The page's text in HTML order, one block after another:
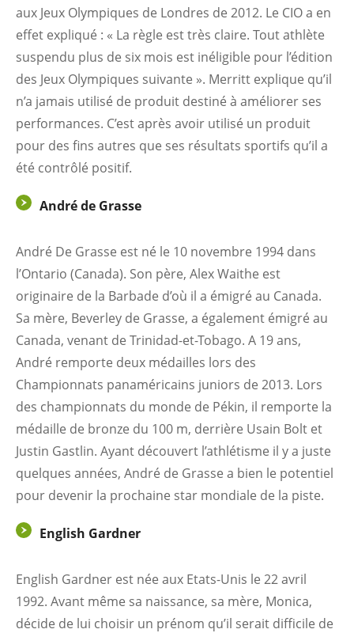
aux Jeux Olympiques de Londres de 2012. Le CIO a en
effet expliqué : « La règle est très claire. Tout athlète
suspendu plus de six mois est inéligible pour l’édition
des Jeux Olympiques suivante ». Merritt explique qu’il
n’a jamais utilisé de produit destiné à améliorer ses
performances. C’est après avoir utilisé un produit
pour des fins autres que ses résultats sportifs qu’il a
été contrôlé positif.
André de Grasse
André De Grasse est né le 10 novembre 1994 dans
l’Ontario (Canada). Son père, Alex Waithe est
originaire de la Barbade d’où il a émigré au Canada.
Sa mère, Beverley de Grasse, a également émigré au
Canada, venant de Trinidad-et-Tobago. A 19 ans,
André remporte deux médailles lors des
Championnats panaméricains juniors de 2013. Lors
des championnats du monde de Pékin, il remporte la
médaille de bronze du 100 m, derrière Usain Bolt et
Justin Gastlin. Ayant découvert l’athlétisme il y a juste
quelques années, André de Grasse a bien le potentiel
pour devenir la prochaine star mondiale de la piste.
English Gardner
English Gardner est née aux Etats-Unis le 22 avril
1992. Avant même sa naissance, sa mère, Monica,
décide de lui choisir un prénom qu’il serait difficile de